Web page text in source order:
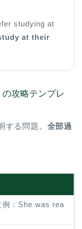
studying at
at their
攻略テンプレ
する問題。 全部過
例：She was rea